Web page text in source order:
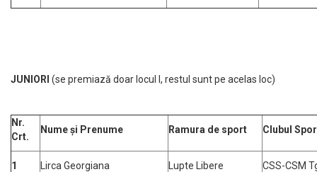
JUNIORI (se premiază doar locul I, restul sunt pe acelas loc)
Nr.
Crt.
Nume și Prenume Ramura de sport Clubul
1 Lirca Georgiana Lupte Libere CSS-CSM